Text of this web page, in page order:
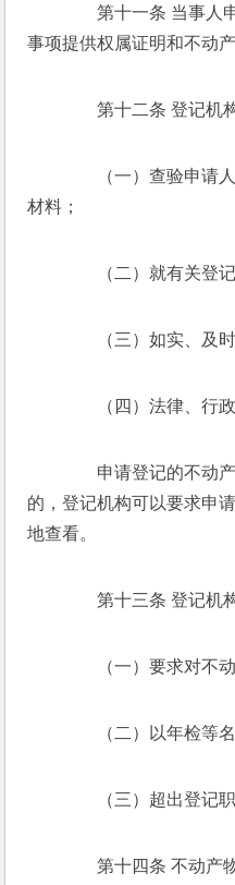
第十一条 当事人申
事项提供权属证明和不动
第十二条 登记机构
（一）查验申请人
材料；
（二）就有关登记
（三）如实、及时
（四）法律、行政
申请登记的不动产
的，登记机构可以要求申
地查看。
第十三条 登记机构
（一）要求对不动
（二）以年检等名
（三）超出登记职
第十四条 不动产物